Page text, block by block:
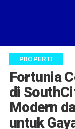
PROPERTI
Fortunia
di
Modern
untuk